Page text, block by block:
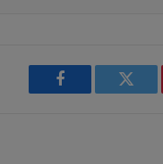
Facebook